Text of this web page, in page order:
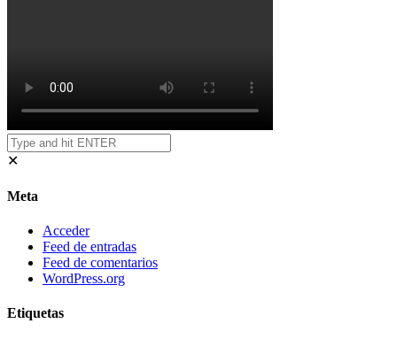
✕
Meta
Acceder
Feed de entradas
Feed de comentarios
WordPress.org
Etiquetas